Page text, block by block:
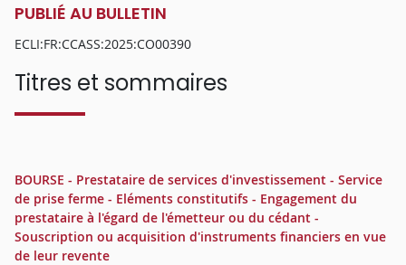
PUBLIÉ AU BULLETIN
ECLI:FR:CCASS:2025:CO00390
Titres et sommaires
BOURSE - Prestataire de services d'investissement - Service
de prise ferme - Eléments constitutifs - Engagement du
prestataire à l'égard de l'émetteur ou du cédant -
Souscription ou acquisition d'instruments financiers en vue
de leur revente